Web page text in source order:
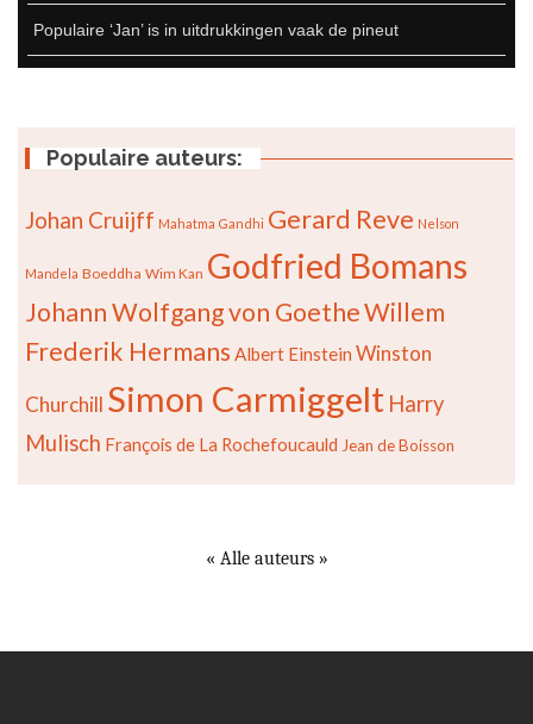
Populaire ‘Jan’ is in uitdrukkingen vaak de pineut
Populaire auteurs:
Johan Cruijff Mahatma Gandhi Gerard Reve Nelson
Mandela Boeddha Wim Kan Godfried Bomans
Johann Wolfgang von GoetheWillem
Frederik Hermans Albert Einstein Winston
Churchill Simon Carmiggelt Harry
Mulisch François de La Rochefoucauld Jean de Boisson
« Alle auteurs »